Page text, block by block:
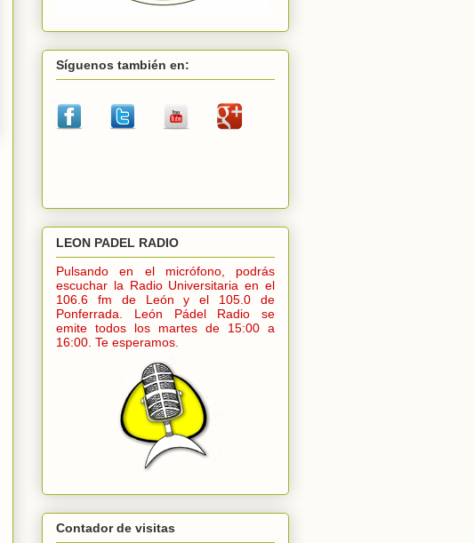
Síguenos también en:
LEON PADEL RADIO
Pulsando en el micrófono, podrás
escuchar la Radio Universitaria en el
106.6 fm de León y el 105.0 de
Ponferrada. León Pádel Radio se
emite todos los martes de 15:00 a
16:00. Te esperamos.
Contador de visitas